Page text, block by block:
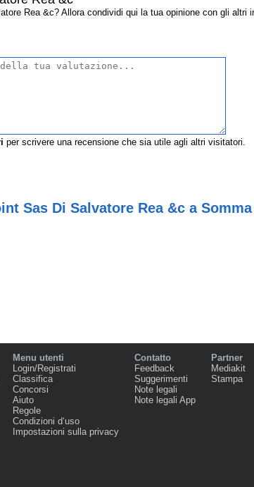
Rea &c? Allora condividi qui la tua opinione con gli altri
per scrivere una recensione che sia utile agli altri visitatori.
Sas Di Salvatore Rea &c a
Menu utenti
Login/Registrati
Classifica
Concorsi
Aiuto
Regole
Condizioni d‘uso
Impostazioni sulla privacy
Contatto
Feedback
Suggerimenti
Note legali
Note legali App
Partner
Mediakit
Stampa